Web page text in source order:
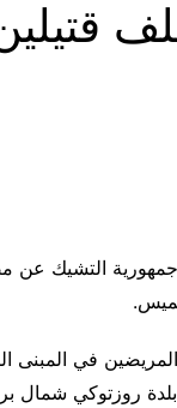
المريضين في
روزتوكي شمال